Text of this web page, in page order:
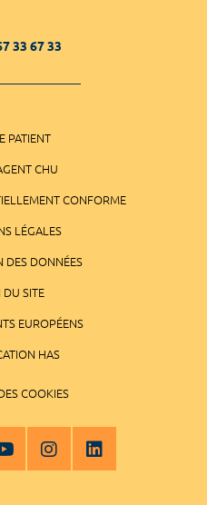
33 67 33
PATIENT
CHU
CONFORME
LÉGALES
DES DONNÉES
DU SITE
EUROPÉENS
HAS
COOKIES